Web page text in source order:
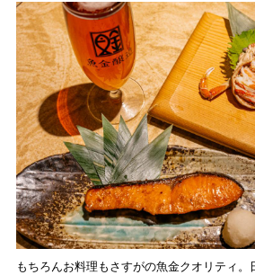
もちろんお料理もさすがの魚金クオリティ。